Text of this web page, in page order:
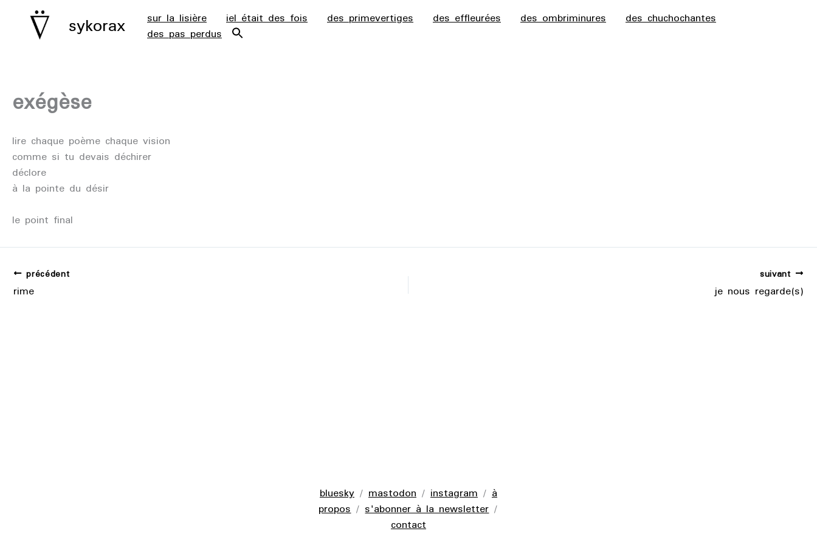
sykorax sur la lisière iel était des fois des primevertiges des effleurées des ombriminures des chuchochantes
des pas perdus
exégèse
lire chaque poème chaque vision
comme si tu devais déchirer
déclore
à la pointe du désir
le point final
précédent
rime
suivant
je nous regarde(s)
bluesky/ mastodon/ instagram/ à
propos/s'abonner à la newsletter/
contact